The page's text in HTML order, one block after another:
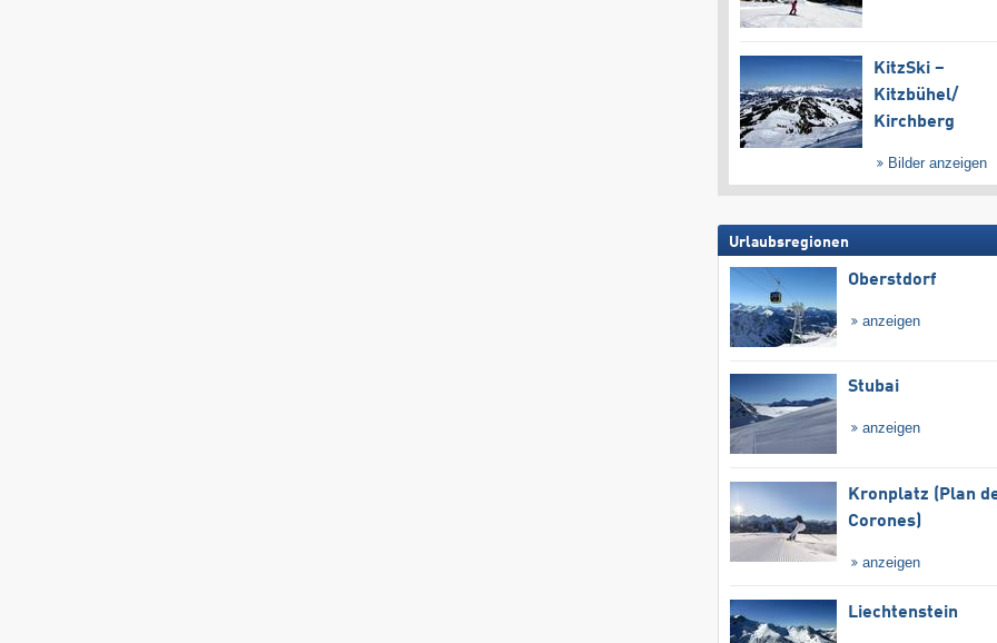
KitzSki –
Kitzbühel/​
Kirchberg
Bilder anzeigen
Urlaubsregionen
Oberstdorf
anzeigen
Stubai
anzeigen
Kronplatz (Plan
Corones)
anzeigen
Liechtenstein